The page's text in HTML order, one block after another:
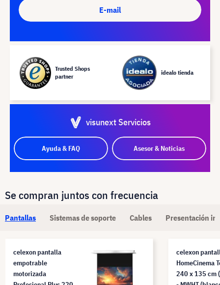
E-mail
Trusted Shops
partner
idealo tienda
visunext Servicios
Ayuda & FAQ Asesor & Noticias
Se compran juntos con frecuencia
Pantallas Sistemas de soporte Cables Presentación
celexon pantalla
empotrable
motorizada
celexon
HomeCinema
240 x 135 cm